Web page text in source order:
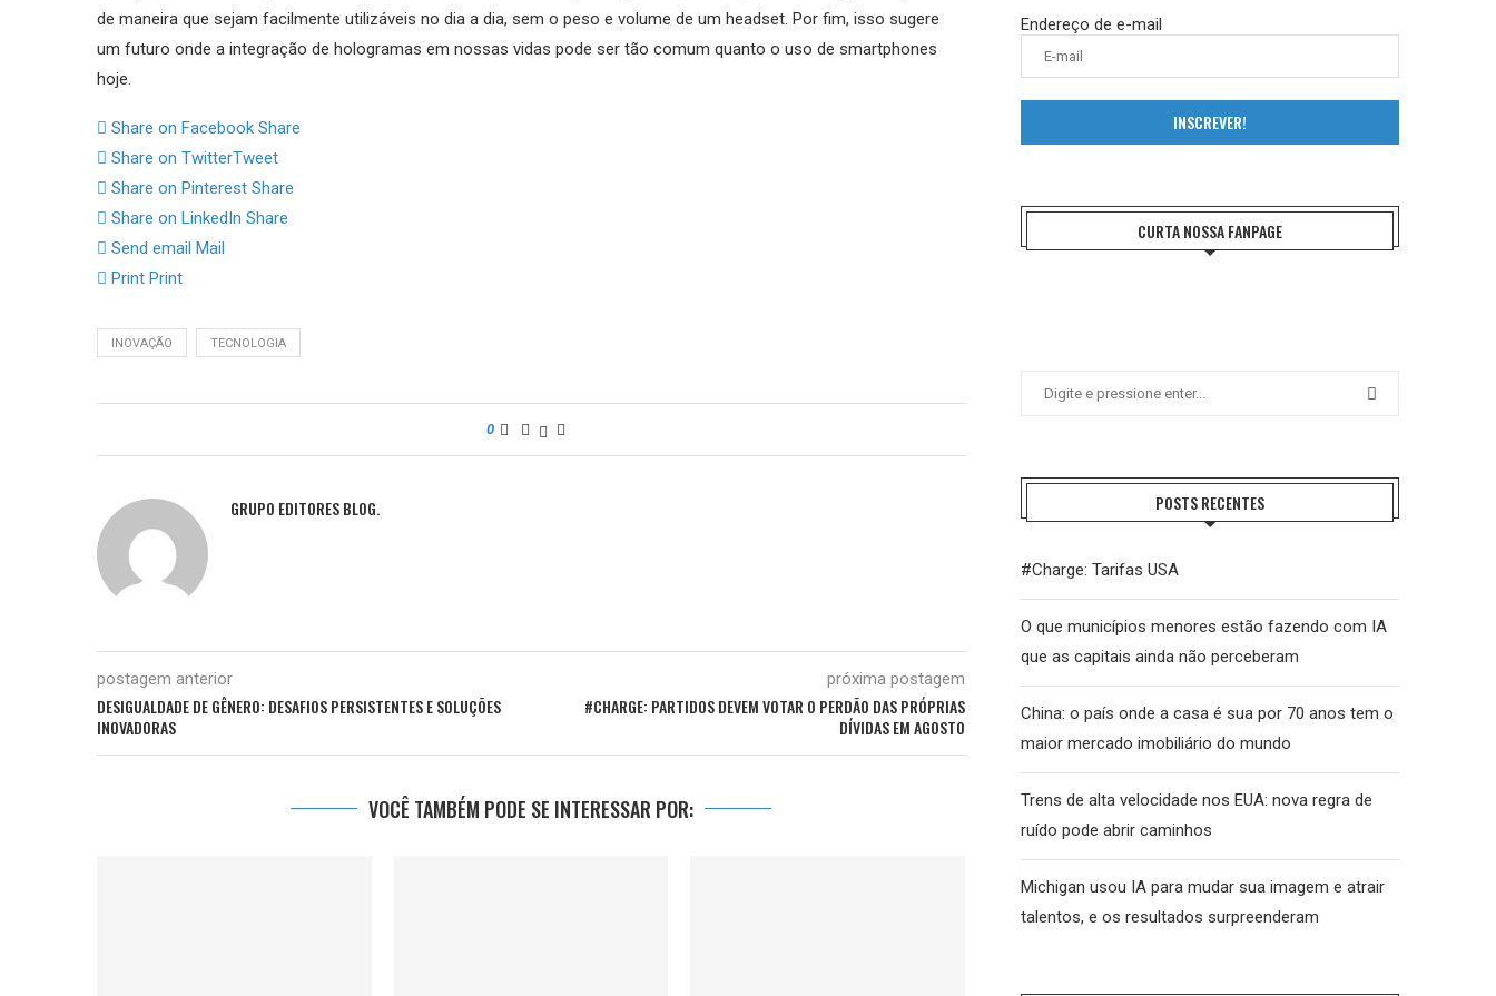
de maneira que sejam facilmente utilizáveis no dia a dia, sem o peso e volume de um headset. Por fim, isso sugere
um futuro onde a integração de hologramas em nossas vidas pode ser tão comum quanto o uso de smartphones
hoje.
Share on Facebook Share
Share on TwitterTweet
Share on Pinterest Share
Share on LinkedIn Share
Send email Mail
Print Print
INOVAÇÃO TECNOLOGIA
0
GRUPO EDITORES BLOG.
postagem anterior
DESIGUALDADE DE GÊNERO: DESAFIOS PERSISTENTES E SOLUÇÕES
INOVADORAS
próxima postagem
#CHARGE: PARTIDOS DEVEM VOTAR O PERDÃO DAS PRÓPRIAS
DÍVIDAS EM AGOSTO
VOCÊ TAMBÉM PODE SE INTERESSAR POR:
Endereço de e-mail
INSCREVER!
CURTA NOSSA FANPAGE
POSTS RECENTES
#Charge: Tarifas USA
O que municípios menores estão fazendo com IA
que as capitais ainda não perceberam
China: o país onde a casa é sua por 70 anos tem o
maior mercado imobiliário do mundo
Trens de alta velocidade nos EUA: nova regra de
ruído pode abrir caminhos
Michigan usou IA para mudar sua imagem e atrair
talentos, e os resultados surpreenderam